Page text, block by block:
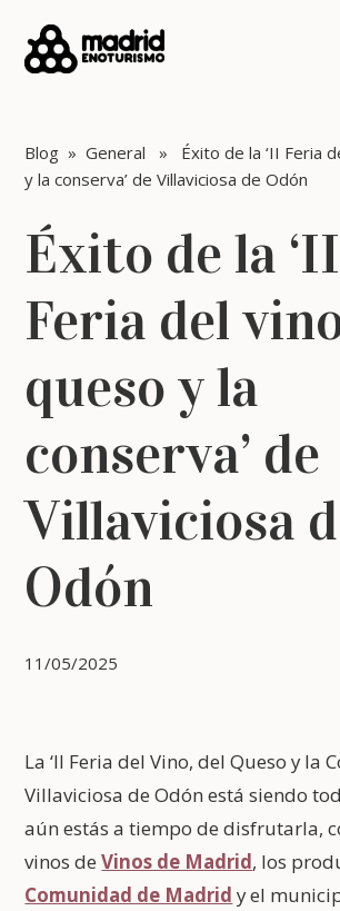
Blog »General » Éxito de la ‘II Feria
y la conserva’ de Villaviciosa de Odón
Éxito de la ‘II
Feria del
queso y la
conserva’ de
Villaviciosa
Odón
11/05/2025
La ‘II Feria del Vino, del Queso y la
Villaviciosa de Odón está siendo
aún estás a tiempo de disfrutarla,
vinos deVinos de Madrid, los
Comunidad de Madrid y el